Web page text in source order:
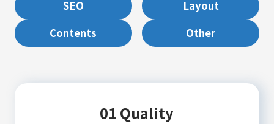
SEO
Layout
Contents
Other
01 Quality